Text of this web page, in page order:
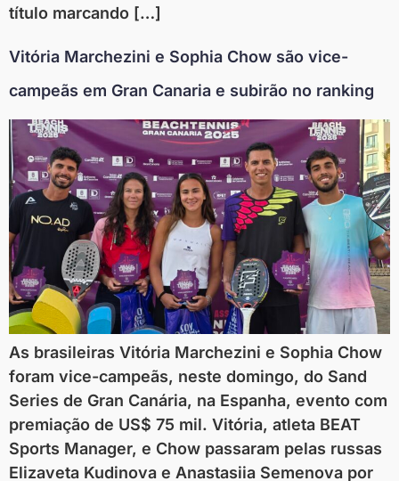
título marcando […]
Vitória Marchezini e Sophia Chow são vice-
campeãs em Gran Canaria e subirão no ranking
As brasileiras Vitória Marchezini e Sophia Chow
foram vice-campeãs, neste domingo, do Sand
Series de Gran Canária, na Espanha, evento com
premiação de US$ 75 mil. Vitória, atleta BEAT
Sports Manager, e Chow passaram pelas russas
Elizaveta Kudinova e Anastasiia Semenova por